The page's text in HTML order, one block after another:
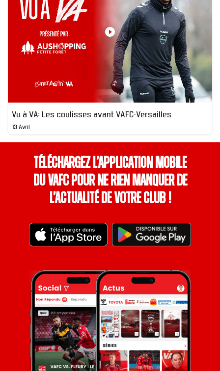
Vu à VA: Les coulisses avant VAFC-Versailles
13 Avril
Téléchargez l’application mobile
du VAFC pour ne rien manquer de
l’actualité de votre club !